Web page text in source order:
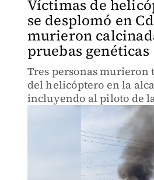
Víctimas de
se desplomó en
murieron
pruebas genéticas
Tres personas murieron
del helicóptero en la
incluyendo al piloto de